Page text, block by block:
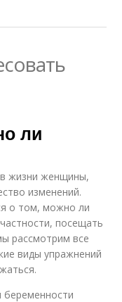
ли
жизни женщины,
изменений.
о том, можно ли
посещать
рассмотрим все
виды упражнений